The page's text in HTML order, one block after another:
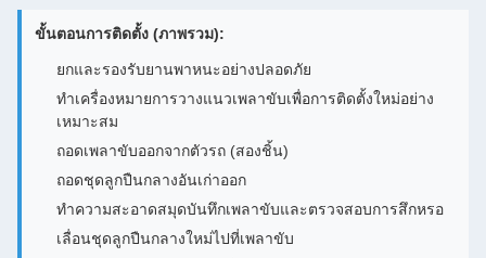
ขั้นตอนการติดตั้ง (ภาพรวม):
ยกและรองรับยานพาหนะอย่างปลอดภัย
ทำเครื่องหมายการวางแนวเพลาขับเพื่อการติดตั้งใหม่อย่าง
เหมาะสม
ถอดเพลาขับออกจากตัวรถ (สองชิ้น)
ถอดชุดลูกปืนกลางอันเก่าออก
ทำความสะอาดสมุดบันทึกเพลาขับและตรวจสอบการสึกหรอ
เลื่อนชุดลูกปืนกลางใหม่ไปที่เพลาขับ